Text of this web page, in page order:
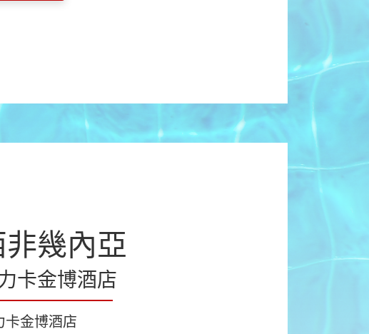
幾內亞
卡金博酒店
卡金博酒店